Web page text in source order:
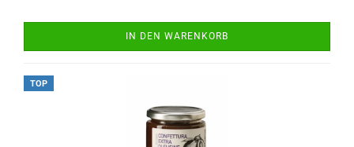
IN DEN WARENKORB
TOP